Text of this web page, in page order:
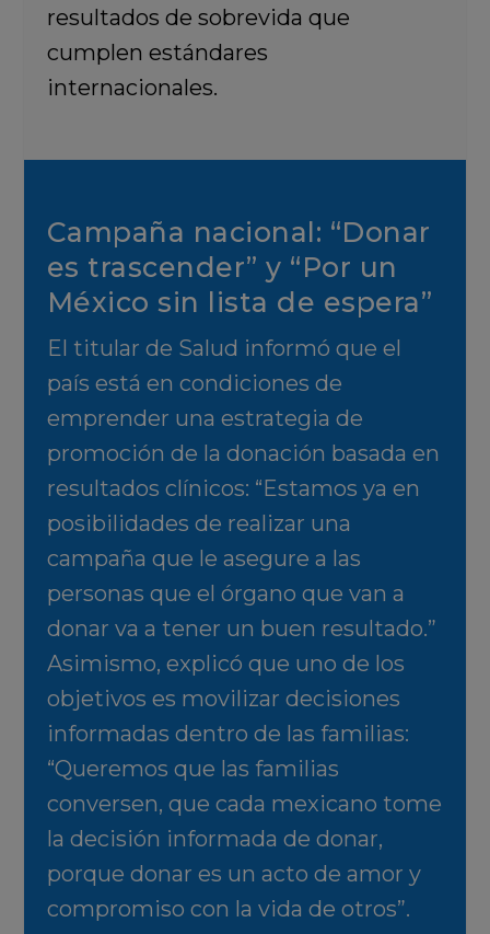
resultados de sobrevida que
cumplen estándares
internacionales.
Campaña nacional: “Donar
es trascender” y “Por un
México sin lista de espera”
El titular de Salud informó que el
país está en condiciones de
emprender una estrategia de
promoción de la donación basada en
resultados clínicos: “Estamos ya en
posibilidades de realizar una
campaña que le asegure a las
personas que el órgano que van a
donar va a tener un buen resultado.”
Asimismo, explicó que uno de los
objetivos es movilizar decisiones
informadas dentro de las familias:
“Queremos que las familias
conversen, que cada mexicano tome
la decisión informada de donar,
porque donar es un acto de amor y
compromiso con la vida de otros”.